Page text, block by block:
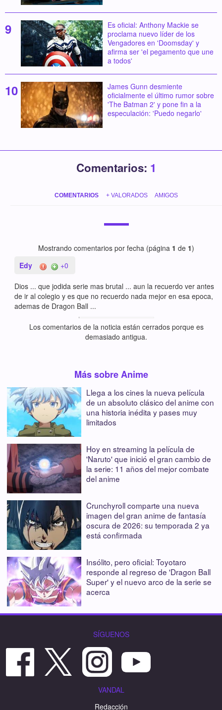
Es oficial: Anthony Mackie se
proclama nuevo líder de los
Vengadores en 'Doomsday' y
afirma ser 'el pegamento que une
a todos'
James Gunn desmiente
oficialmente el último rumor sobre
'The Batman 2' y pone fin a la
especulación: 'Puedo negarlo'
Comentarios: 1
COMENTARIOS + VALORADOS AMIGOS
Mostrando comentarios por fecha (página 1 de 1)
Edy
+0
Dios ... que jodida serie mas brutal ... aun la recuerdo ver antes
de ir al colegio y es que no recuerdo nada mejor en esa epoca,
ademas de Dragon Ball ...
Los comentarios de la noticia están cerrados porque es
demasiado antigua.
Más sobre Anime
Llega a los cines la nueva película
de un absoluto clásico del anime con
una historia inédita y pases muy
limitados
Hoy en streaming la película de
'Naruto' que inició el gran cambio de
la serie: 11 años del mejor combate
del anime
Crunchyroll comparte una nueva
imagen del gran anime de fantasía
oscura de 2026: su temporada 2 ya
está confirmada
Insólito, pero oficial: Toyotaro
responde al regreso de 'Dragon Ball
Super' y el nuevo arco de la serie se
acerca
SÍGUENOS
VANDAL
Redacción